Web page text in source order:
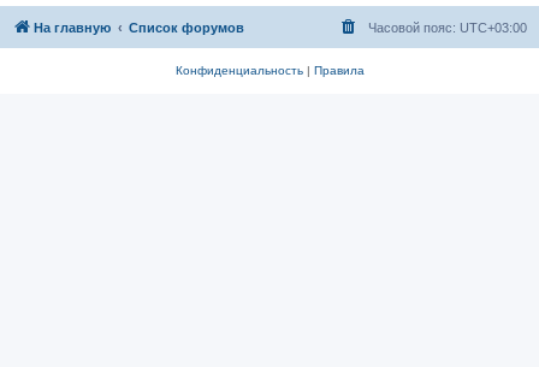
На главную Список форумов Часовой пояс: UTC+03:00
Конфиденциальность| Правила